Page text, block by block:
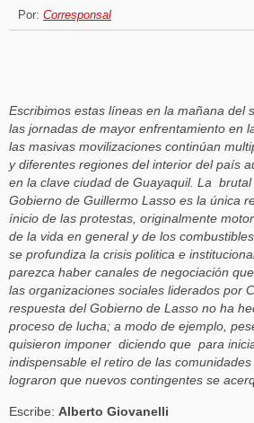
Por: Corresponsal
Escribimos estas líneas en la mañana del
las jornadas de mayor enfrentamiento en
las masivas movilizaciones continúan
y diferentes regiones del interior del país
en la clave ciudad de Guayaquil. La
Gobierno de Guillermo Lasso es la única
ínicio de las protestas, originalmente
de la vida en general y de los
se profundiza la crisis politica e
parezca haber canales de negociación
las organizaciones sociales liderados por
respuesta del Gobierno de Lasso no ha
proceso de lucha; a modo de ejemplo,
quisieron imponer diciendo que para
indispensable el retiro de las
lograron que nuevos contingentes se
Escribe: Alberto Giovanelli